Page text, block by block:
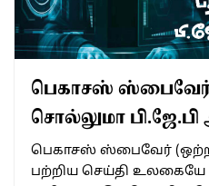
பெகாசஸ் ஸ்பைவேர்
சொல்லுமா
பெகாசஸ் ஸ்பைவேர்
பற்றிய செய்தி உலகையே